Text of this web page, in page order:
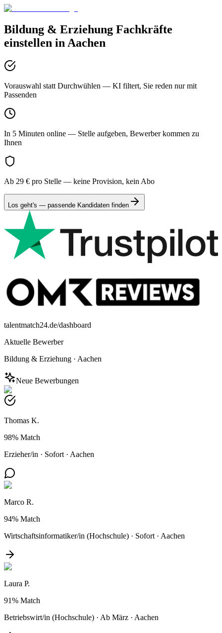
Bildung & Erziehung Fachkräfte
einstellen in Aachen
Vorauswahl statt Durchwühlen — KI filtert, Sie reden nur mit
Passenden
In 5 Minuten online — Stelle aufgeben, Bewerber kommen zu
Ihnen
Ab 29 € pro Stelle — keine Provision, kein Abo
Los geht's — passende Kandidaten finden
talentmatch24.de/dashboard
Aktuelle Bewerber
Bildung & Erziehung · Aachen
Neue Bewerbungen
Thomas K.
98% Match
Erzieher/in · Sofort · Aachen
Marco R.
94% Match
Wirtschaftsinformatiker/in (Hochschule) · Sofort · Aachen
Laura P.
91% Match
Betriebswirt/in (Hochschule) · Ab März · Aachen